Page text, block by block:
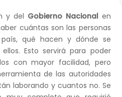
y del Gobierno Nacional en
cuántas son las personas
qué hacen y dónde se
Esto servirá para poder
con mayor facilidad, pero
de las autoridades
laborando y cuantos no. Se